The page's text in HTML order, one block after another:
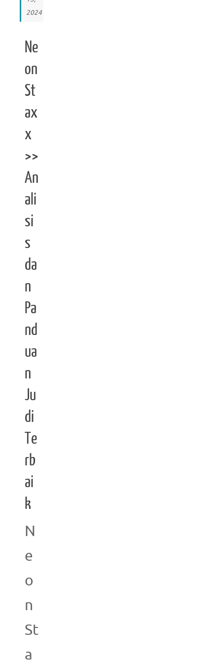
2024
Ne
on
St
ax
x
>>
An
ali
si
s
da
n
Pa
nd
ua
n
Ju
di
Te
rb
ai
k
N
e
o
n
St
a